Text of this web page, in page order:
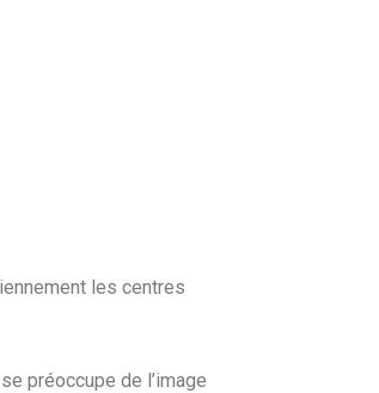
les centres
préoccupe de l’image